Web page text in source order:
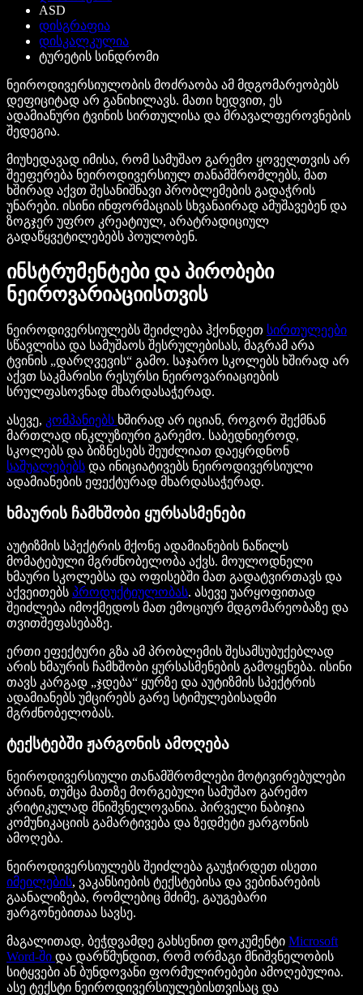
ASD
დისგრაფია
დისკალკულია
ტურეტის სინდრომი
ნეიროდივერსიულობის მოძრაობა ამ მდგომარეობებს
დეფიციტად არ განიხილავს. მათი ხედვით, ეს
ადამიანური ტვინის სირთულისა და მრავალფეროვნების
შედეგია.
მიუხედავად იმისა, რომ სამუშაო გარემო ყოველთვის არ
შეეფერება ნეიროდივერსიულ თანამშრომლებს, მათ
ხშირად აქვთ შესანიშნავი პრობლემების გადაჭრის
უნარები. ისინი ინფორმაციას სხვანაირად ამუშავებენ და
ზოგჯერ უფრო კრეატიულ, არატრადიციულ
გადაწყვეტილებებს პოულობენ.
ინსტრუმენტები და პირობები
ნეიროვარიაციისთვის
ნეიროდივერსიულებს შეიძლება ჰქონდეთ სირთულეები
სწავლისა და სამუშაოს შესრულებისას, მაგრამ არა
ტვინის „დარღვევის“ გამო. საჯარო სკოლებს ხშირად არ
აქვთ საკმარისი რესურსი ნეიროვარიაციების
სრულფასოვნად მხარდასაჭერად.
ასევე, კომპანიებს ხშირად არ იციან, როგორ შექმნან
მართლად ინკლუზიური გარემო. საბედნიეროდ,
სკოლებს და ბიზნესებს შეუძლიათ დაეყრდნონ
საშუალებებს და ინიციატივებს ნეიროდივერსიული
ადამიანების ეფექტურად მხარდასაჭერად.
ხმაურის ჩამხშობი ყურსასმენები
აუტიზმის სპექტრის მქონე ადამიანების ნაწილს
მომატებული მგრძნობელობა აქვს. მოულოდნელი
ხმაური სკოლებსა და ოფისებში მათ გადატვირთავს და
აქვეითებს პროდუქტიულობას. ასევე უარყოფითად
შეიძლება იმოქმედოს მათ ემოციურ მდგომარეობაზე და
თვითშეფასებაზე.
ერთი ეფექტური გზა ამ პრობლემის შესამსუბუქებლად
არის ხმაურის ჩამხშობი ყურსასმენების გამოყენება. ისინი
თავს კარგად „ჯდება“ ყურზე და აუტიზმის სპექტრის
ადამიანებს უმცირებს გარე სტიმულებისადმი
მგრძნობელობას.
ტექსტებში ჟარგონის ამოღება
ნეიროდივერსიული თანამშრომლები მოტივირებულები
არიან, თუმცა მათზე მორგებული სამუშაო გარემო
კრიტიკულად მნიშვნელოვანია. პირველი ნაბიჯია
კომუნიკაციის გამარტივება და ზედმეტი ჟარგონის
ამოღება.
ნეიროდივერსიულებს შეიძლება გაუჭირდეთ ისეთი
იმეილების, ვაკანსიების ტექსტებისა და ვებინარების
გაანალიზება, რომლებიც მძიმე, გაუგებარი
ჟარგონებითაა სავსე.
მაგალითად, ბეჭდვამდე გახსენით დოკუმენტი Microsoft
Word-ში და დარწმუნდით, რომ ორმაგი მნიშვნელობის
სიტყვები ან ბუნდოვანი ფორმულირებები ამოღებულია.
ასე ტექსტი ნეიროდივერსიულებისთვისაც და